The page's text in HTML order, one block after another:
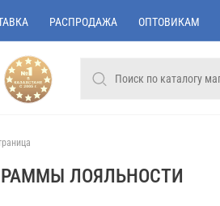
РАСПРОДАЖА ОПТОВИКАМ
ЛОЯЛЬНОСТИ